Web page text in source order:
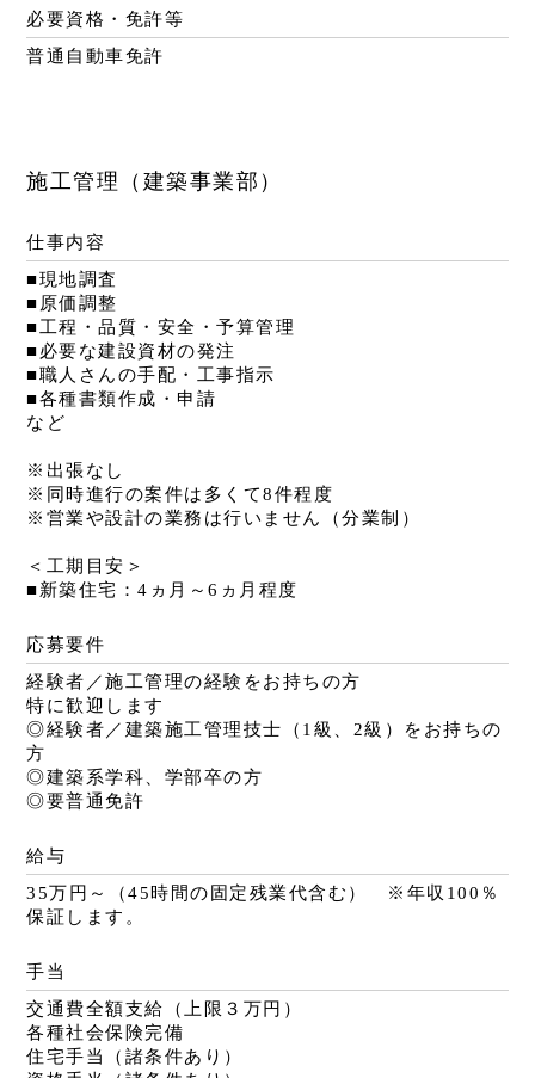
必要資格・免許等
普通自動車免許
施工管理（建築事業部）
仕事内容
■現地調査
■原価調整
■工程・品質・安全・予算管理
■必要な建設資材の発注
■職人さんの手配・工事指示
■各種書類作成・申請
など
※出張なし
※同時進行の案件は多くて8件程度
※営業や設計の業務は行いません（分業制）
＜工期目安＞
■新築住宅：4ヵ月～6ヵ月程度
応募要件
経験者／施工管理の経験をお持ちの方
特に歓迎します
◎経験者／建築施工管理技士（1級、2級）をお持ちの
方
◎建築系学科、学部卒の方
◎要普通免許
給与
35万円～（45時間の固定残業代含む） ※年収100％
保証します。
手当
交通費全額支給（上限３万円）
各種社会保険完備
住宅手当（諸条件あり）